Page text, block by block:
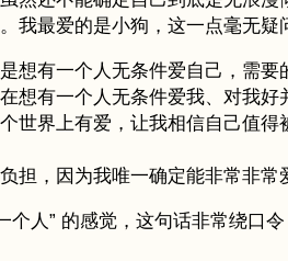
我最爱的是小狗，这一点毫无疑
想有一个人无条件爱自己，需
想有一个人无条件爱我、对我
世界上有爱，让我相信自己值
担，因为我唯一确定能非常非常
个人” 的感觉，这句话非常绕口